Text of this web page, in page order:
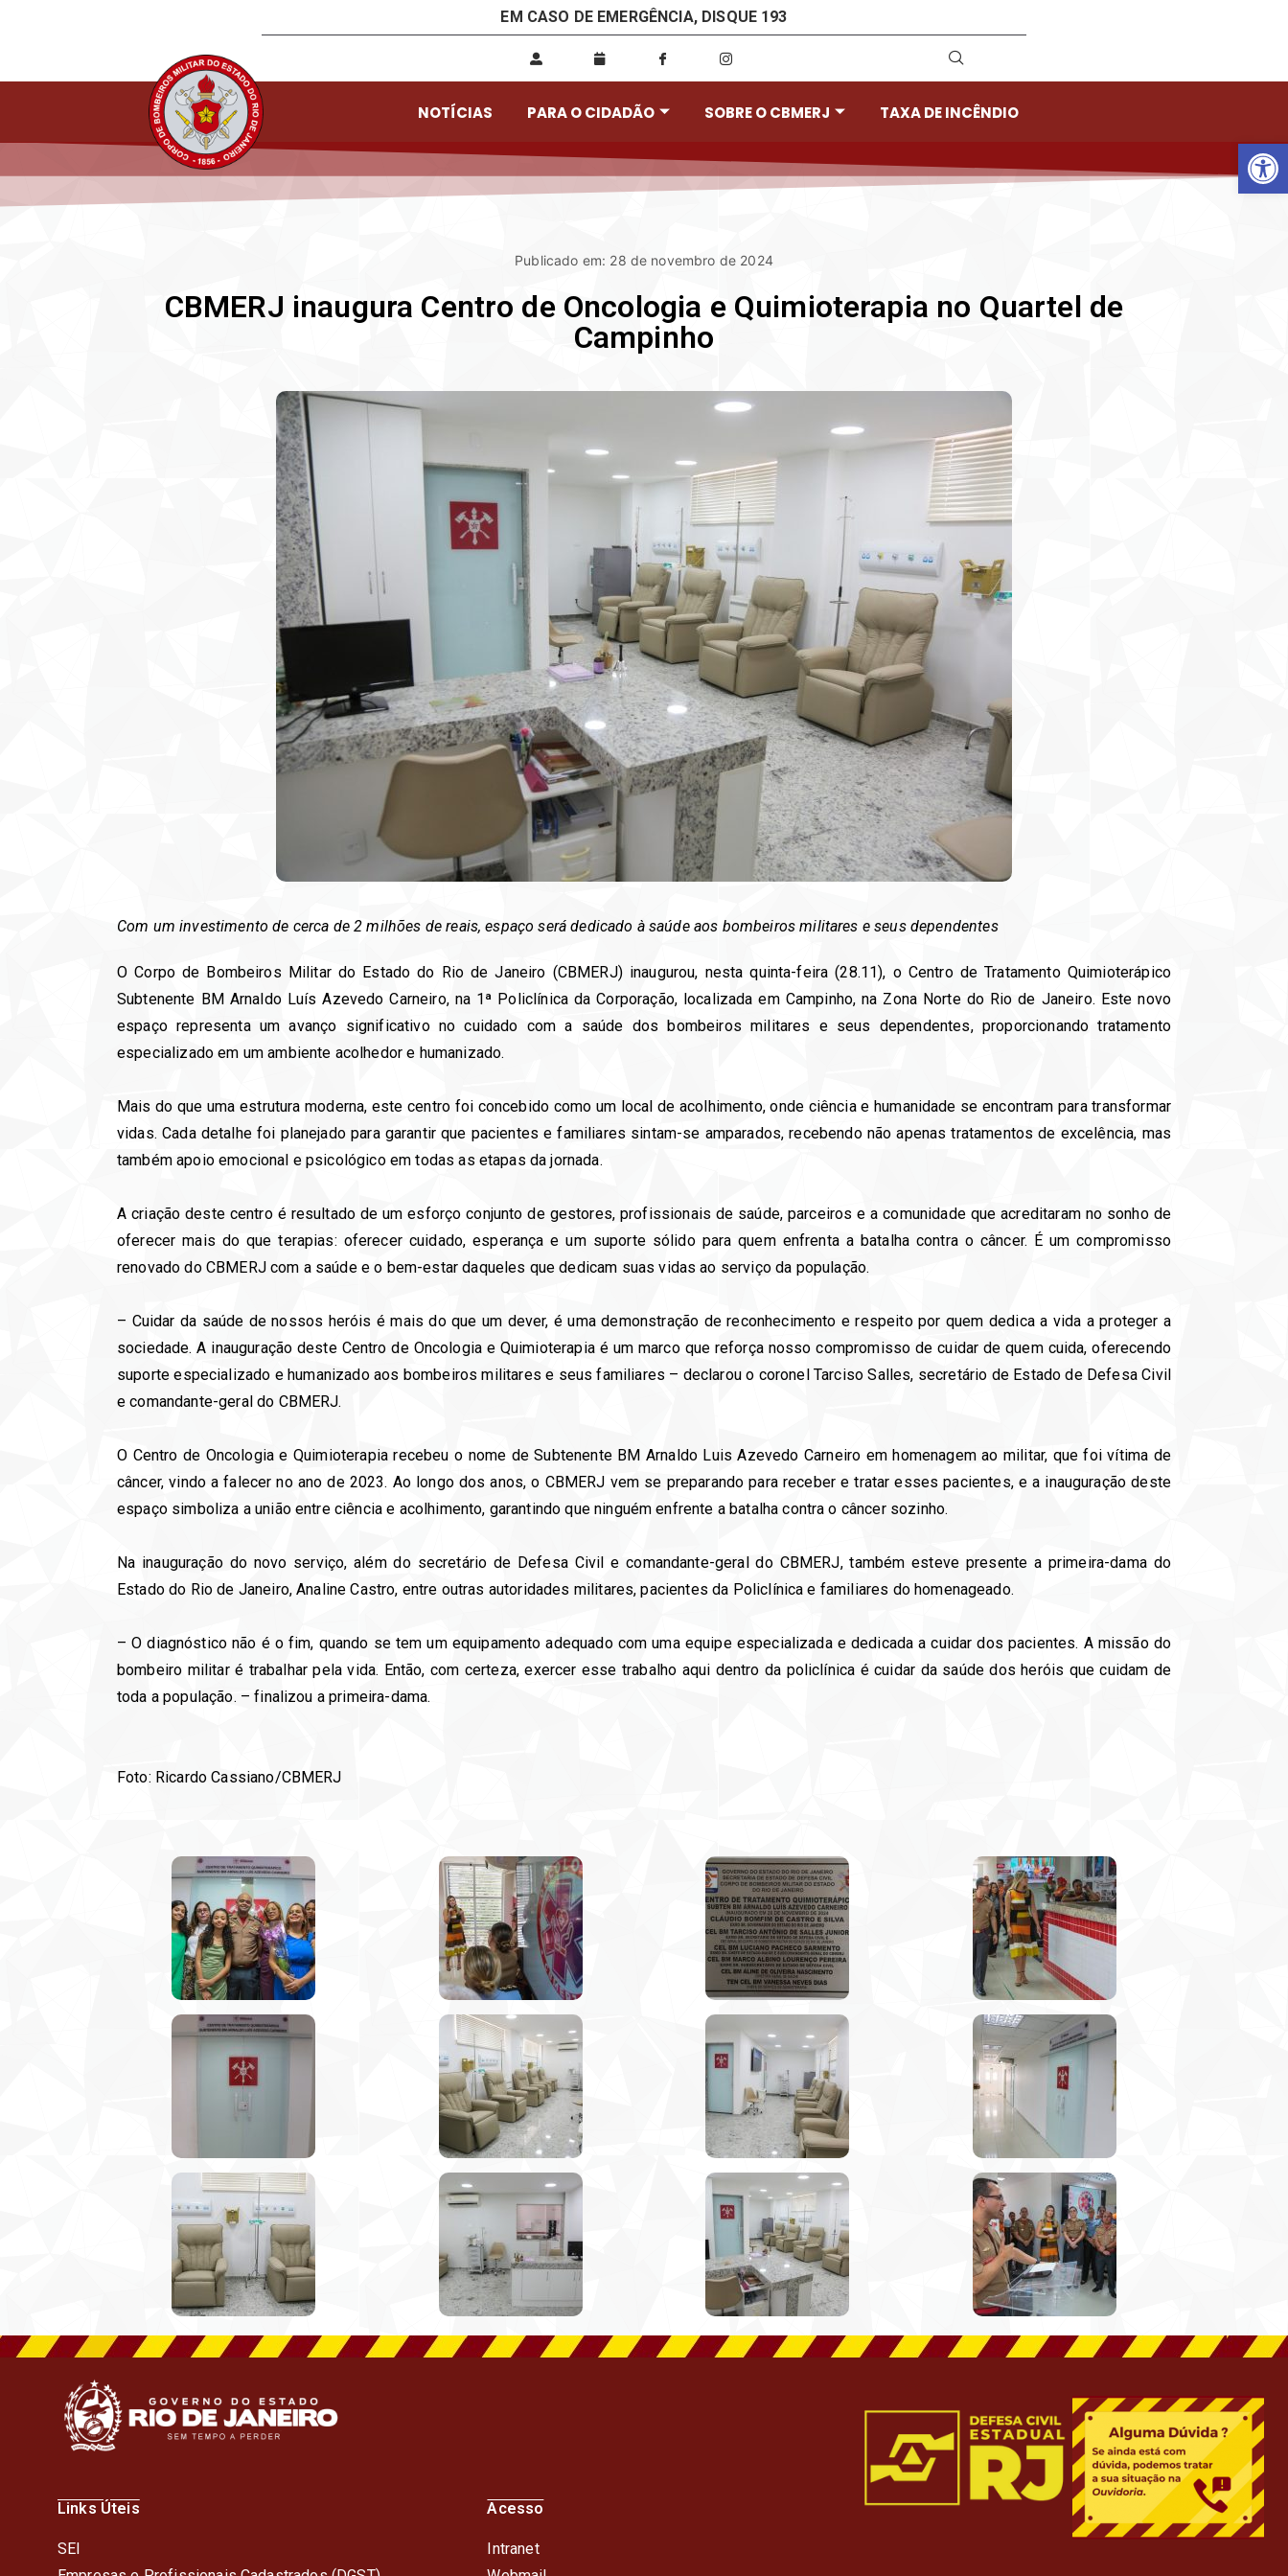
EM CASO DE EMERGÊNCIA, DISQUE 193
NOTÍCIAS PARA O CIDADÃO SOBRE O CBMERJ TAXA DE INCÊNDIO
Publicado em: 28 de novembro de 2024
CBMERJ inaugura Centro de Oncologia e Quimioterapia no Quartel de
Campinho
Com um investimento de cerca de 2 milhões de reais, espaço será dedicado à saúde aos bombeiros militares e seus dependentes
O Corpo de Bombeiros Militar do Estado do Rio de Janeiro (CBMERJ) inaugurou, nesta quinta-feira (28.11), o Centro de Tratamento Quimioterápico
Subtenente BM Arnaldo Luís Azevedo Carneiro, na 1ª Policlínica da Corporação, localizada em Campinho, na Zona Norte do Rio de Janeiro. Este novo
espaço representa um avanço significativo no cuidado com a saúde dos bombeiros militares e seus dependentes, proporcionando tratamento
especializado em um ambiente acolhedor e humanizado.
Mais do que uma estrutura moderna, este centro foi concebido como um local de acolhimento, onde ciência e humanidade se encontram para transformar
vidas. Cada detalhe foi planejado para garantir que pacientes e familiares sintam-se amparados, recebendo não apenas tratamentos de excelência, mas
também apoio emocional e psicológico em todas as etapas da jornada.
A criação deste centro é resultado de um esforço conjunto de gestores, profissionais de saúde, parceiros e a comunidade que acreditaram no sonho de
oferecer mais do que terapias: oferecer cuidado, esperança e um suporte sólido para quem enfrenta a batalha contra o câncer. É um compromisso
renovado do CBMERJ com a saúde e o bem-estar daqueles que dedicam suas vidas ao serviço da população.
– Cuidar da saúde de nossos heróis é mais do que um dever, é uma demonstração de reconhecimento e respeito por quem dedica a vida a proteger a
sociedade. A inauguração deste Centro de Oncologia e Quimioterapia é um marco que reforça nosso compromisso de cuidar de quem cuida, oferecendo
suporte especializado e humanizado aos bombeiros militares e seus familiares – declarou o coronel Tarciso Salles, secretário de Estado de Defesa Civil
e comandante-geral do CBMERJ.
O Centro de Oncologia e Quimioterapia recebeu o nome de Subtenente BM Arnaldo Luis Azevedo Carneiro em homenagem ao militar, que foi vítima de
câncer, vindo a falecer no ano de 2023. Ao longo dos anos, o CBMERJ vem se preparando para receber e tratar esses pacientes, e a inauguração deste
espaço simboliza a união entre ciência e acolhimento, garantindo que ninguém enfrente a batalha contra o câncer sozinho.
Na inauguração do novo serviço, além do secretário de Defesa Civil e comandante-geral do CBMERJ, também esteve presente a primeira-dama do
Estado do Rio de Janeiro, Analine Castro, entre outras autoridades militares, pacientes da Policlínica e familiares do homenageado.
– O diagnóstico não é o fim, quando se tem um equipamento adequado com uma equipe especializada e dedicada a cuidar dos pacientes. A missão do
bombeiro militar é trabalhar pela vida. Então, com certeza, exercer esse trabalho aqui dentro da policlínica é cuidar da saúde dos heróis que cuidam de
toda a população. – finalizou a primeira-dama.
Foto: Ricardo Cassiano/CBMERJ
Links Úteis
SEI
Acesso
Intranet